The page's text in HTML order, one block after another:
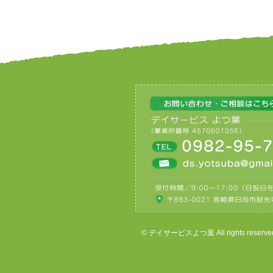
© デイサービスよつ葉 All rights